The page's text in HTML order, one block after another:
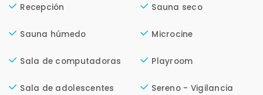
Recepción Sauna seco
Sauna húmedo Microcine
Sala de computadoras Playroom
Sala de adolescentes Sereno - Vigilancia
Para responderte
mejor y más rápido
Déjanos tus datos para identificar tu consulta en el
sistema de gestión de clientes.
Tu nombre *